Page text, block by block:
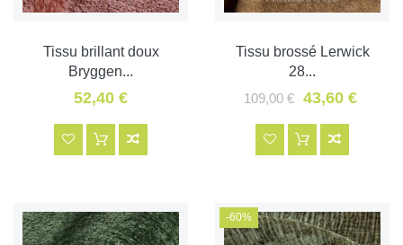
Tissu brillant doux
Bryggen...
52,40 €
Tissu brossé Lerwick
28...
109,00 €
43,60 €
-60%